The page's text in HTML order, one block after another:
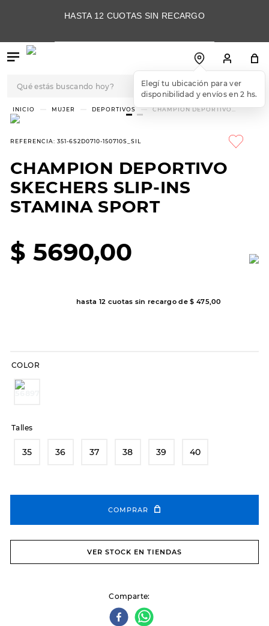
HASTA 12 CUOTAS SIN RECARGO
MUJER DEPORTIVOS
CHAMPION DEPORTIVO
REFERENCIA: 351-6S2D0710-150710S_SIL
CHAMPION DEPORTIVO
SKECHERS SLIP-INS
STAMINA SPORT
$ 5690,00
hasta 12 cuotas sin recargo de$ 475,00
COLOR
Talles
35 36 37 38 39 40
COMPRAR
VER STOCK EN TIENDAS
Comparte
TÉRMINOS MÁS
BUSCADOS
3.
skechers slip-ins
4.
championes
9.
slip-ins